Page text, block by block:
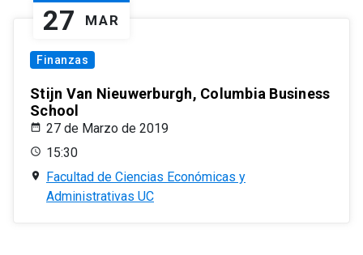
27 MAR
Finanzas
Stijn Van Nieuwerburgh, Columbia Business
School
27 de Marzo de 2019
15:30
Facultad de Ciencias Económicas y
Administrativas UC